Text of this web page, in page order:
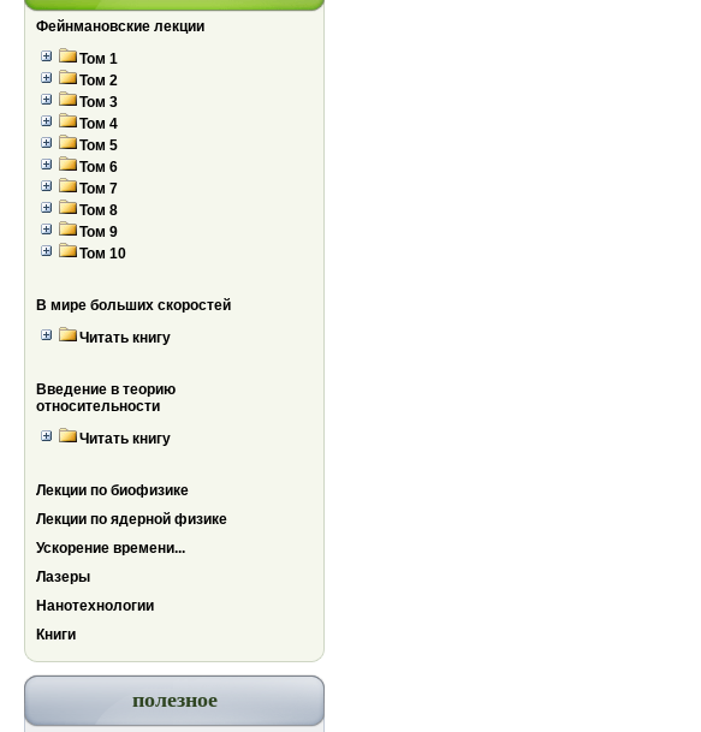
Фейнмановские лекции
Том 1
Том 2
Том 3
Том 4
Том 5
Том 6
Том 7
Том 8
Том 9
Том 10
В мире больших скоростей
Читать книгу
Введение в теорию
относительности
Читать книгу
Лекции по биофизике
Лекции по ядерной физике
Ускорение времени...
Лазеры
Нанотехнологии
Книги
полезное